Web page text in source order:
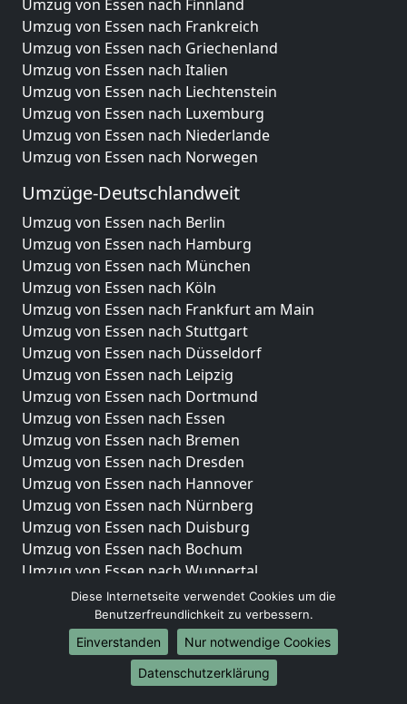
Umzug von Essen nach Finnland
Umzug von Essen nach Frankreich
Umzug von Essen nach Griechenland
Umzug von Essen nach Italien
Umzug von Essen nach Liechtenstein
Umzug von Essen nach Luxemburg
Umzug von Essen nach Niederlande
Umzug von Essen nach Norwegen
Umzüge-Deutschlandweit
Umzug von Essen nach Berlin
Umzug von Essen nach Hamburg
Umzug von Essen nach München
Umzug von Essen nach Köln
Umzug von Essen nach Frankfurt am Main
Umzug von Essen nach Stuttgart
Umzug von Essen nach Düsseldorf
Umzug von Essen nach Leipzig
Umzug von Essen nach Dortmund
Umzug von Essen nach Essen
Umzug von Essen nach Bremen
Umzug von Essen nach Dresden
Umzug von Essen nach Hannover
Umzug von Essen nach Nürnberg
Umzug von Essen nach Duisburg
Umzug von Essen nach Bochum
Umzug von Essen nach Wuppertal
Umzug von Essen nach Bielefeld
Umzug von Essen nach Bonn
Umzug von Essen nach Münster
Internationale-Umzüge
Diese Internetseite verwendet Cookies um die
Benutzerfreundlichkeit zu verbessern.
Einverstanden
Nur notwendige Cookies
Datenschutzerklärung